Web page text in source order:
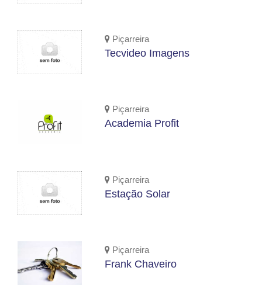
Piçarreira
Tecvideo Imagens
Piçarreira
Academia Profit
Piçarreira
Estação Solar
Piçarreira
Frank Chaveiro